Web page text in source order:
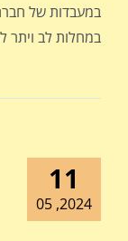
במעבדות של
במחלות לב ויתר
11
2024, 05